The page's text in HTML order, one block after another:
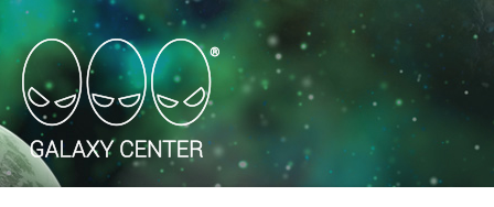
Galaxy Center